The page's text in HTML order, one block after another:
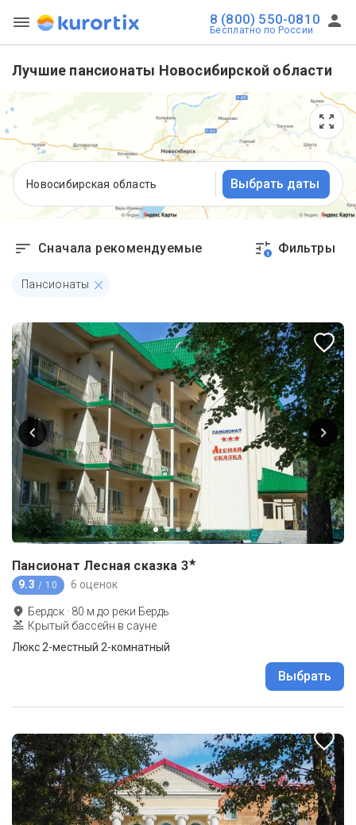
8 (800) 550-0810
Бесплатно по России
Лучшие пансионаты Новосибирской области
Новосибирская область Выбрать даты
Сначала рекомендуемые 1 Фильтры
Пансионаты
Пансионат Лесная сказка 3★
9.3 / 10 6 оценок
Бердск · 80 м до реки Бердь
Крытый бассейн в сауне
Люкс 2-местный 2-комнатный
Выбрать